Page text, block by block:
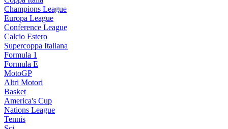
Champions League
Europa League
Conference League
Calcio Estero
Supercoppa Italiana
Formula 1
Formula E
MotoGP
Altri Motori
Basket
America's Cup
Nations League
Tennis